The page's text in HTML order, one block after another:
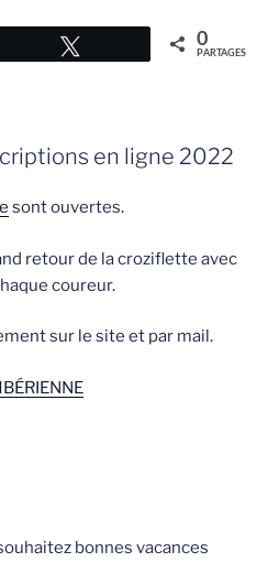
0
PARTAGES
en ligne 2022
sont ouvertes.
retour de la croziflette avec
coureur.
sur le site et par mail.
bonnes vacances